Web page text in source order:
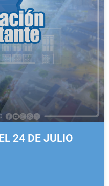
24 DE JULIO